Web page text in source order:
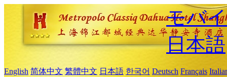
モバ
日本語
English 简体中文 繁體中文 日本語 한국어 Deutsch Français